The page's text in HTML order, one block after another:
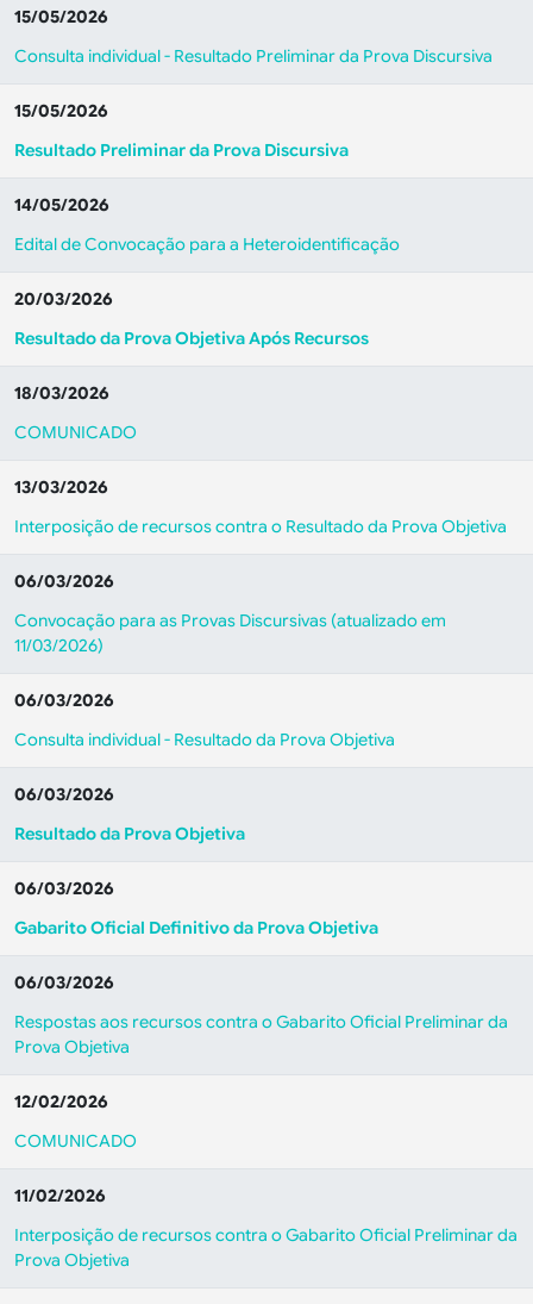
15/05/2026
Consulta individual - Resultado Preliminar da Prova Discursiva
15/05/2026
Resultado Preliminar da Prova Discursiva
14/05/2026
Edital de Convocação para a Heteroidentificação
20/03/2026
Resultado da Prova Objetiva Após Recursos
18/03/2026
COMUNICADO
13/03/2026
Interposição de recursos contra o Resultado da Prova Objetiva
06/03/2026
Convocação para as Provas Discursivas (atualizado em
11/03/2026)
06/03/2026
Consulta individual - Resultado da Prova Objetiva
06/03/2026
Resultado da Prova Objetiva
06/03/2026
Gabarito Oficial Definitivo da Prova Objetiva
06/03/2026
Respostas aos recursos contra o Gabarito Oficial Preliminar da
Prova Objetiva
12/02/2026
COMUNICADO
11/02/2026
Interposição de recursos contra o Gabarito Oficial Preliminar da
Prova Objetiva